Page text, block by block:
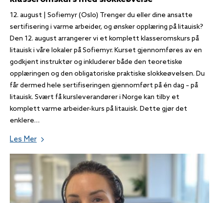
12. august | Sofiemyr (Oslo) Trenger du eller dine ansatte
sertifisering i varme arbeider, og ønsker opplæring på litauisk?
Den 12. august arrangerer vi et komplett klasseromskurs på
litauisk i våre lokaler på Sofiemyr. Kurset gjennomføres av en
godkjent instruktør og inkluderer både den teoretiske
opplæringen og den obligatoriske praktiske slokkeøvelsen. Du
får dermed hele sertifiseringen gjennomført på én dag – på
litauisk. Svært få kursleverandører i Norge kan tilby et
komplett varme arbeider-kurs på litauisk. Dette gjør det
enklere…
Les Mer